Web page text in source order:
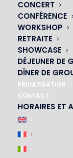
CONCERT
CONFÉRENCE
WORKSHOP
RETRAITE
SHOWCASE
DÉJEUNER DE
DÎNER DE
PRIVATISATION
CONTACT
HORAIRES ET